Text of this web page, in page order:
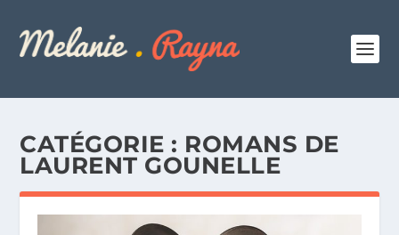
CATÉGORIE : ROMANS DE
LAURENT GOUNELLE